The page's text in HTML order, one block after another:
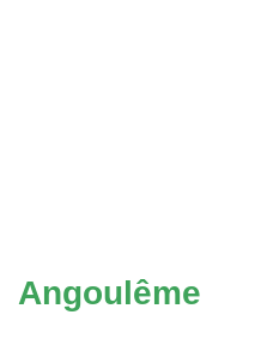
Angoulême